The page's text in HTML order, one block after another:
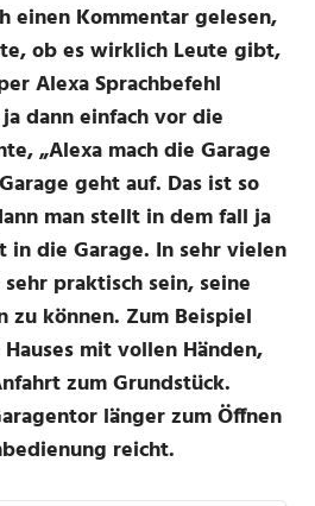
einen Kommentar gelesen,
ob es wirklich Leute gibt,
Alexa Sprachbefehl
dann einfach vor die
„Alexa mach die Garage
geht auf. Das ist so
man stellt in dem fall ja
in die Garage. In sehr vielen
praktisch sein, seine
zu können. Zum Beispiel
mit vollen Händen,
zum Grundstück.
länger zum Öffnen
reicht.